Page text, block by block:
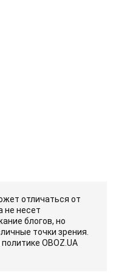
отличаться от
не несет
блогов, но
точки зрения.
OBOZ.UA